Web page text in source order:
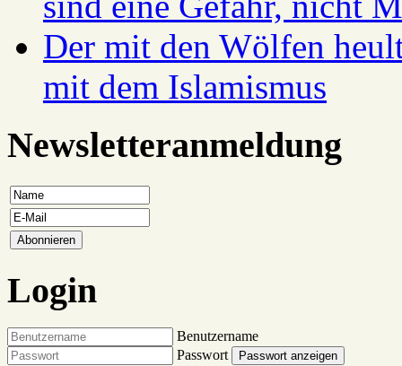
Der mit den Wölfen
mit dem Islamismus
Newsletteranmeldung
Login
Benutzername
Passwort
Passwort anzeigen